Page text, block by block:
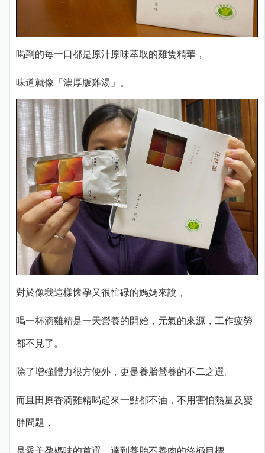
喝到的每一口都是原汁原味萃取的雞隻精華，
味道就像「濃厚版雞湯」。
對於像我這樣懷孕又很忙碌的媽媽來說，
喝一杯滴雞精是一天營養的開始，元氣的來源，工作疲勞
都不見了。
除了增強體力很方便外，更是養胎營養的不二之選。
而且田原香滴雞精喝起來一點都不油，不用害怕熱量及變
胖問題，
是愛美孕媽味的首選，達到養胎不養肉的終極目標。